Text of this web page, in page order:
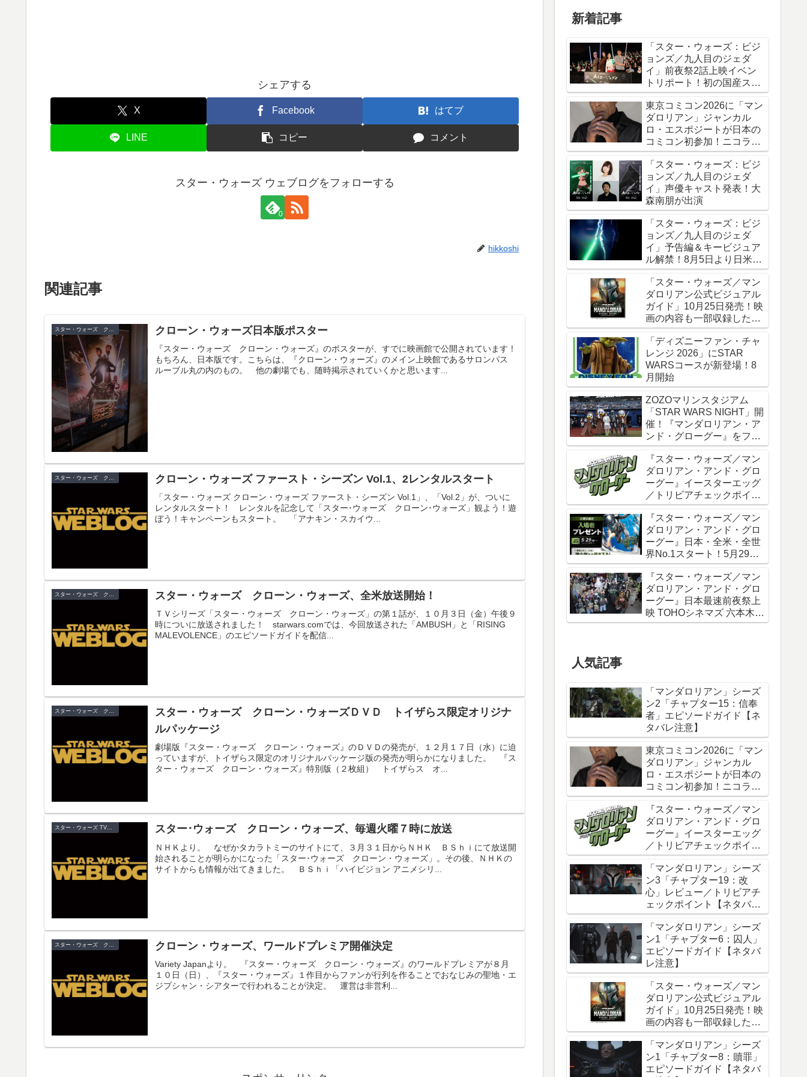
シェアする
X Facebook はてブ
LINE コピー コメント
スター・ウォーズ ウェブログをフォローする
0
hikkoshi
関連記事
クローン・ウォーズ日本版ポスター
『スター・ウォーズ クローン・ウォーズ』のポスターが、すでに映画館で公開されています！
もちろん、日本版です。こちらは、『クローン・ウォーズ』のメイン上映館であるサロンパス
ルーブル丸の内のもの。 他の劇場でも、随時掲示されていくかと思います...
クローン・ウォーズ ファースト・シーズン Vol.1、2レンタルスタート
「スター・ウォーズ クローン・ウォーズ ファースト・シーズン Vol.1」、「Vol.2」が、ついに
レンタルスタート！ レンタルを記念して「スター･ウォーズ クローン･ウォーズ」観よう！遊
ぼう！キャンペーンもスタート。 「アナキン・スカイウ...
スター・ウォーズ クローン・ウォーズ スター・ウォーズ クローン・ウォーズ、全米放送開始！
ＴＶシリーズ「スター・ウォーズ クローン・ウォーズ」の第１話が、１０月３日（金）午後９
時についに放送されました！ starwars.comでは、今回放送された「AMBUSH」と「RISING
MALEVOLENCE」のエピソードガイドを配信...
スター・ウォーズ クローン・ウォーズ
スター・ウォーズ クローン・ウォーズＤＶＤ トイザらス限定オリジナ
ルパッケージ
劇場版『スター・ウォーズ クローン・ウォーズ』のＤＶＤの発売が、１２月１７日（水）に迫
っていますが、トイザらス限定のオリジナルパッケージ版の発売が明らかになりました。 『ス
ター・ウォーズ クローン・ウォーズ』特別版（２枚組） トイザらス オ...
スター・ウォーズ TV放送 スター･ウォーズ クローン・ウォーズ、毎週火曜７時に放送
ＮＨＫより。 なぜかタカラトミーのサイトにて、３月３１日からＮＨＫ ＢＳｈｉにて放送開
始されることが明らかになった「スター･ウォーズ クローン・ウォーズ」。その後、ＮＨＫの
サイトからも情報が出てきました。 ＢＳｈｉ「ハイビジョン アニメシリ...
クローン・ウォーズ、ワールドプレミア開催決定
Variety Japanより。 『スター・ウォーズ クローン・ウォーズ』のワールドプレミアが８月
１０日（日）、『スター・ウォーズ』１作目からファンが行列を作ることでおなじみの聖地・エ
ジプシャン・シアターで行われることが決定。 運営は非営利...
新着記事
「スター・ウォーズ：ビジ
ョンズ／九人目のジェダ
イ」前夜祭2話上映イベン
トリポート！初の国産スタ
ー・ウォーズアニメシリー
ズ
東京コミコン2026に「マン
ダロリアン」ジャンカル
ロ・エスポジートが日本の
コミコン初参加！ニコラ
ス・ケイジと共に来日
「スター・ウォーズ：ビジ
ョンズ／九人目のジェダ
イ」声優キャスト発表！大
森南朋が出演
「スター・ウォーズ：ビジ
ョンズ／九人目のジェダ
イ」予告編＆キービジュア
ル解禁！8月5日より日米同
時全話一挙配信
「スター・ウォーズ／マン
ダロリアン公式ビジュアル
ガイド」10月25日発売！映
画の内容も一部収録した邦
訳版
「ディズニーファン・チャ
レンジ 2026」にSTAR
WARSコースが新登場！8
月開始
ZOZOマリンスタジアム
「STAR WARS NIGHT」開
催！『マンダロリアン・ア
ンド・グローグー』をフィ
ーチャー
『スター・ウォーズ／マン
ダロリアン・アンド・グロ
ーグー』イースターエッグ
／トリビアチェックポイン
ト総まとめ【ネタバレ注
意】
『スター・ウォーズ／マン
ダロリアン・アンド・グロ
ーグー』日本・全米・全世
界No.1スタート！5月29日
から諫山創描き下ろしポス
ター＆IMAXポスターが特典
に
『スター・ウォーズ／マン
ダロリアン・アンド・グロ
ーグー』日本最速前夜祭上
映 TOHOシネマズ 六本木ヒ
ルズ リポート！
人気記事
「マンダロリアン」シーズ
ン2「チャプター15：信奉
者」エピソードガイド【ネ
タバレ注意】
東京コミコン2026に「マン
ダロリアン」ジャンカル
ロ・エスポジートが日本の
コミコン初参加！ニコラ
ス・ケイジと共に来日
『スター・ウォーズ／マン
ダロリアン・アンド・グロ
ーグー』イースターエッグ
／トリビアチェックポイン
ト総まとめ【ネタバレ注
意】
「マンダロリアン」シーズ
ン3「チャプター19：改
心」レビュー／トリビアチ
ェックポイント【ネタバレ
注意】
「マンダロリアン」シーズ
ン1「チャプター6：囚人」
エピソードガイド【ネタバ
レ注意】
「スター・ウォーズ／マン
ダロリアン公式ビジュアル
ガイド」10月25日発売！映
画の内容も一部収録した邦
訳版
「マンダロリアン」シーズ
ン1「チャプター8：贖罪」
エピソードガイド【ネタバ